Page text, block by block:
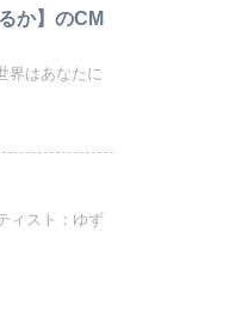
か】のCM
界はあなたに
ィスト：ゆず